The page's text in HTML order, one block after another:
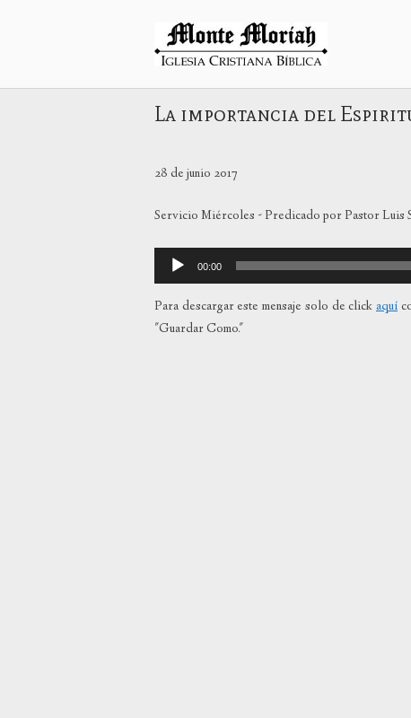
Inicio
La importancia del
28 de junio 2017
Servicio Miércoles - Predicado por Pastor Luis
Reproductor
de
audio
00:00
Para descargar este mensaje solo de click aquí
"Guardar Como."